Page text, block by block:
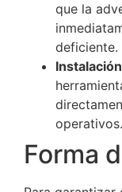
que la
deficiente.
operativos.
Forma